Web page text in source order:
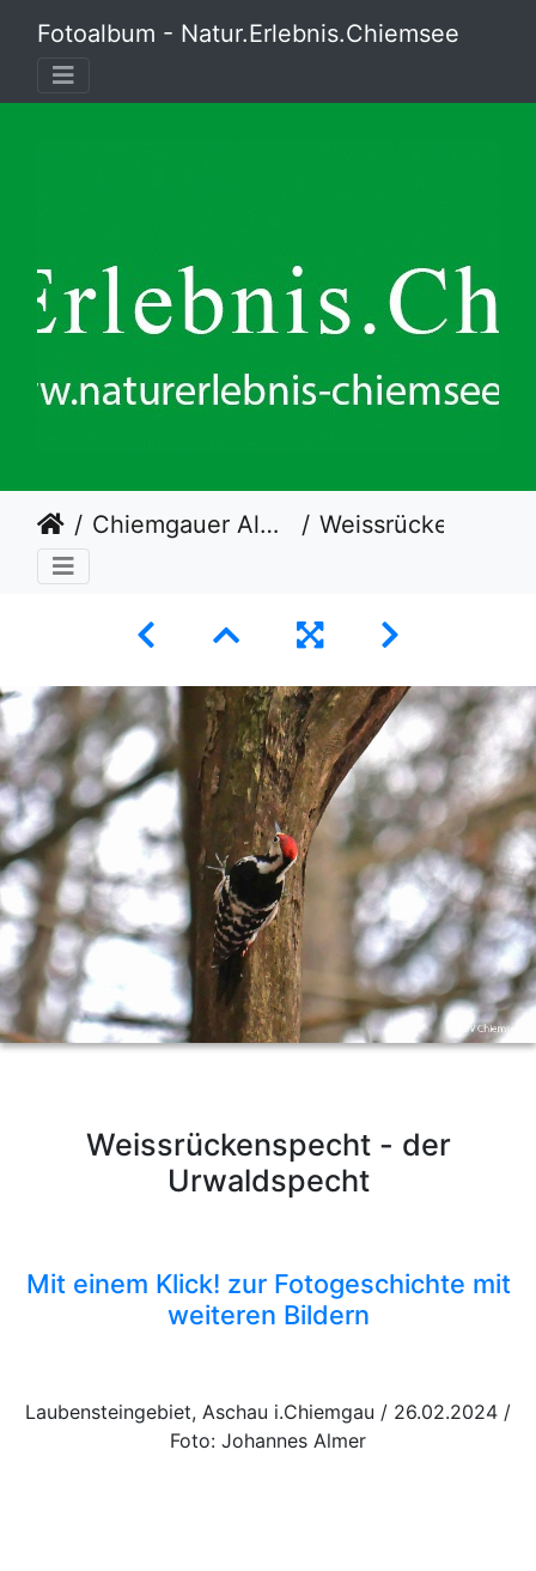
Fotoalbum - Natur.Erlebnis.Chiemsee
Chiemgauer Alpen Weissrückenspecht - der Urwaldspecht
Weissrückenspecht - der
Urwaldspecht
Mit einem Klick! zur Fotogeschichte mit
weiteren Bildern
Laubensteingebiet, Aschau i.Chiemgau / 26.02.2024 /
Foto: Johannes Almer